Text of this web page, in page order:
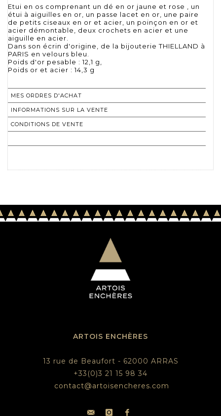
Etui en os comprenant un dé en or jaune et rose , un
étui à aiguilles en or, un passe lacet en or, une paire
de petits ciseaux en or et acier, un poinçon en or et
acier démontable, deux crochets en acier et une
aiguille en acier.
Dans son écrin d'origine, de la bijouterie THIELLAND à
PARIS en velours bleu.
Poids d'or pesable : 12,1 g,
Poids or et acier : 14,3 g
MES ORDRES D'ACHAT
INFORMATIONS SUR LA VENTE
CONDITIONS DE VENTE
ARTOIS ENCHÈRES
13 rue de Beaufort - 62000 ARRAS
+33(0)3 21 15 98 34
contact@artoisencheres.com